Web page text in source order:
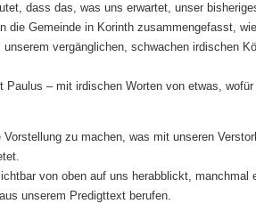
dass das, was uns erwartet, unser
die Gemeinde in Korinth zusammengefasst,
vergänglichen, schwachen irdischen
Paulus – mit irdischen Worten von etwas,
zu machen, was mit unseren
von oben auf uns herabblickt,
unserem Predigttext berufen.